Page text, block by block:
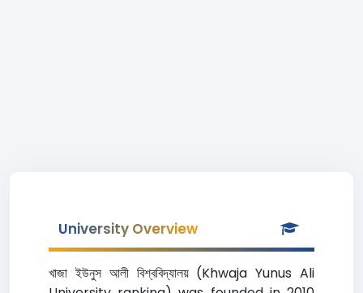
University Overview
খাজা ইউনুস আলী বিশ্ববিদ্যালয় (Khwaja Yunus Ali